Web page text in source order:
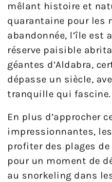
mêlant histoire et
quarantaine pour les
abandonnée, l’île est
réserve paisible
géantes d’Aldabra,
dépasse un siècle,
tranquille qui fascine.
En plus d’approcher
impressionnantes,
profiter des plages
pour un moment de
au snorkeling dans